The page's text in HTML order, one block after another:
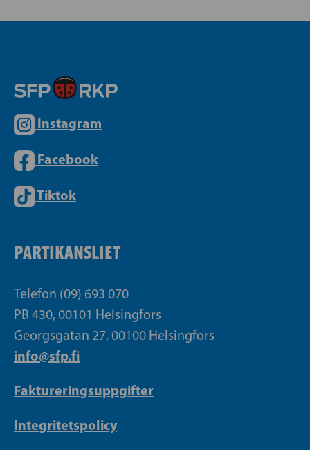
Instagram
Facebook
Tiktok
PARTIKANSLIET
Telefon (09) 693 070
PB 430, 00101 Helsingfors
Georgsgatan 27, 00100 Helsingfors
info@sfp.fi
Faktureringsuppgifter
Integritetspolicy